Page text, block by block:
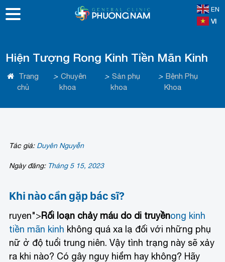
EN
VI
Hiện Tượng Rong Kinh Tiền Mãn Kinh
Trang
chủ
> Chuyên
khoa
> Sản phụ
khoa
> Bệnh Phụ
Khoa
Tác giả: Duyên Nguyễn
Ngày đăng: Tháng 5 15, 2023
Khi nào cần gặp bác sĩ?
ruyen">Rối loạn chảy máu do di truyềnong kinh
tiền mãn kinh không quá xa lạ đối với những phụ
nữ ở độ tuổi trung niên. Vậy tình trạng này sẽ xảy
ra khi nào? Có gây nguy hiểm hay không? Hãy